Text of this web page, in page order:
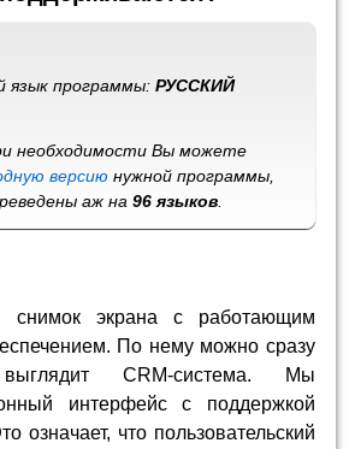
язык программы:РУССКИЙ
необходимости Вы можете
версию нужной программы,
аж на96 языков.
снимок экрана с работающим
По нему можно сразу
CRM-система. Мы
интерфейс с поддержкой
означает, что пользовательский